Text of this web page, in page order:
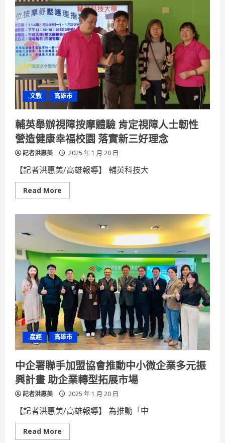
白
凍
中
選
會
預
算
變
相
剝
奪
人
民
罷
免
權
.文教 高雄市
輔英舉辦視障按摩體驗 肯定視障人士韌性
營造健康幸福校園 落實新三好理念
記者洪惠美 2025 年 1 月 20 日
【記者洪惠美/高雄報導】 輔英科技大
Read More
more
舉
辦
視
按
摩
體
驗
肯
定
視
障
人
士
韌
性
營
造
健
康
幸
福
校
園
落
新
三
好
.產經 高雄市
中企署聯手加盟協會推動中小微企業多元振
興計畫 助企業轉型拓展市場
記者洪惠美 2025 年 1 月 20 日
【記者洪惠美/高雄報導】 為推動「中
Read More
more